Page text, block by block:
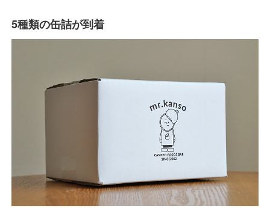
5種類の缶詰が到着